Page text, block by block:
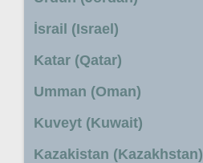
İsrail (Israel)
Katar (Qatar)
Umman (Oman)
Kuveyt (Kuwait)
Kazakistan (Kazakhstan)